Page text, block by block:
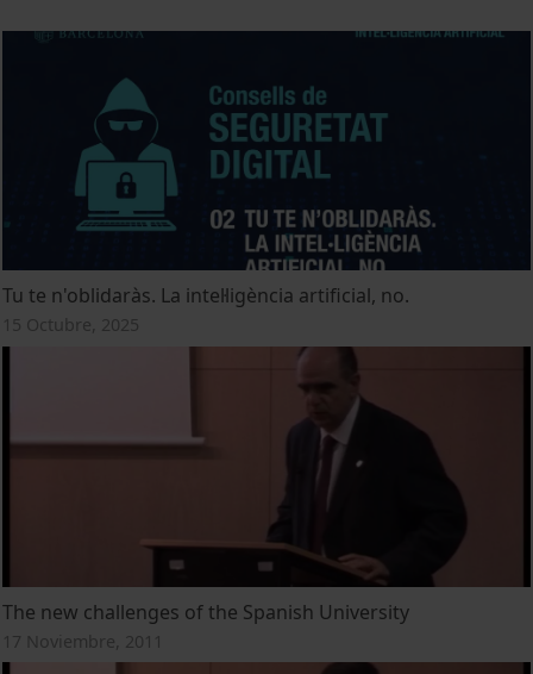
Tu te n'oblidaràs. La intel·ligència artificial, no.
15 Octubre, 2025
The new challenges of the Spanish University
17 Noviembre, 2011